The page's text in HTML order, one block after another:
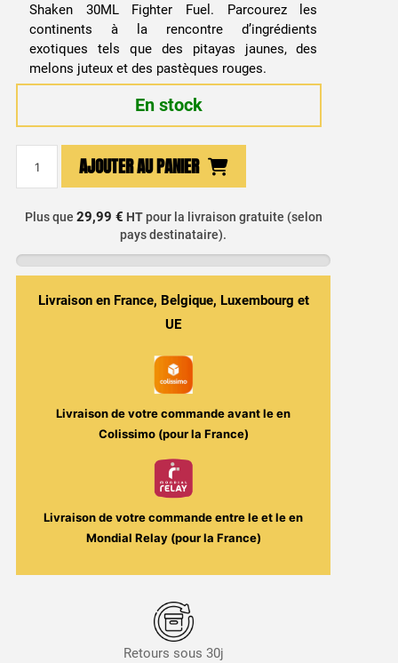
Shaken 30ML Fighter Fuel. Parcourez les
continents à la rencontre d’ingrédients
exotiques tels que des pitayas jaunes, des
melons juteux et des pastèques rouges.
En stock
Concentré
30ml
-
Fighter
AJOUTER AU PANIER
Plus que 29,99 € HTpour la livraison gratuite (selon
pays destinataire).
Livraison en France, Belgique, Luxembourg et
UE
Livraison de votre commande avant leen
Colissimo (pour la France)
Livraison de votre commande entre leet leen
Mondial Relay (pour la France)
Retours sous 30j